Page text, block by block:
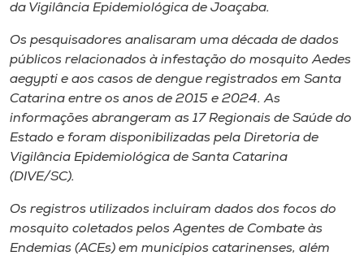
da Vigilância Epidemiológica de Joaçaba.
Os pesquisadores analisaram uma década de dados
públicos relacionados à infestação do mosquitoAedes
aegypti e aos casos de dengue registrados em Santa
Catarina entre os anos de 2015 e 2024. As
informações abrangeram as 17 Regionais de Saúde do
Estado e foram disponibilizadas pela Diretoria de
Vigilância Epidemiológica de Santa Catarina
(DIVE/SC).
Os registros utilizados incluíram dados dos focos do
mosquito coletados pelos Agentes de Combate às
Endemias (ACEs) em municípios catarinenses, além